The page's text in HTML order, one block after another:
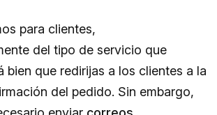
para clientes,
del tipo de servicio que
bien que redirijas a los clientes a la
del pedido. Sin embargo,